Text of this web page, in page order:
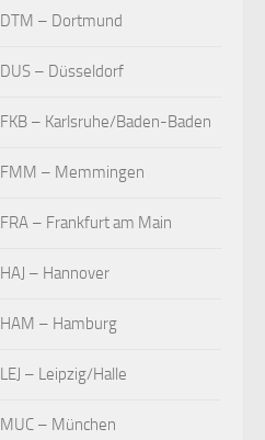
DTM – Dortmund
DUS – Düsseldorf
FKB – Karlsruhe/Baden-Baden
FMM – Memmingen
FRA – Frankfurt am Main
HAJ – Hannover
HAM – Hamburg
LEJ – Leipzig/Halle
MUC – München